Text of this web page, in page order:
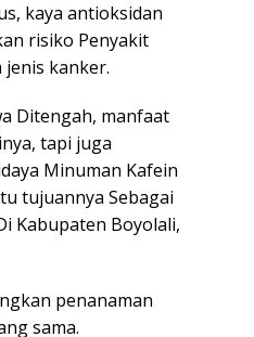
kaya antioksidan
risiko Penyakit
kanker.
Ditengah, manfaat
tapi juga
Minuman Kafein
tujuannya Sebagai
Kabupaten Boyolali,
penanaman
sama.